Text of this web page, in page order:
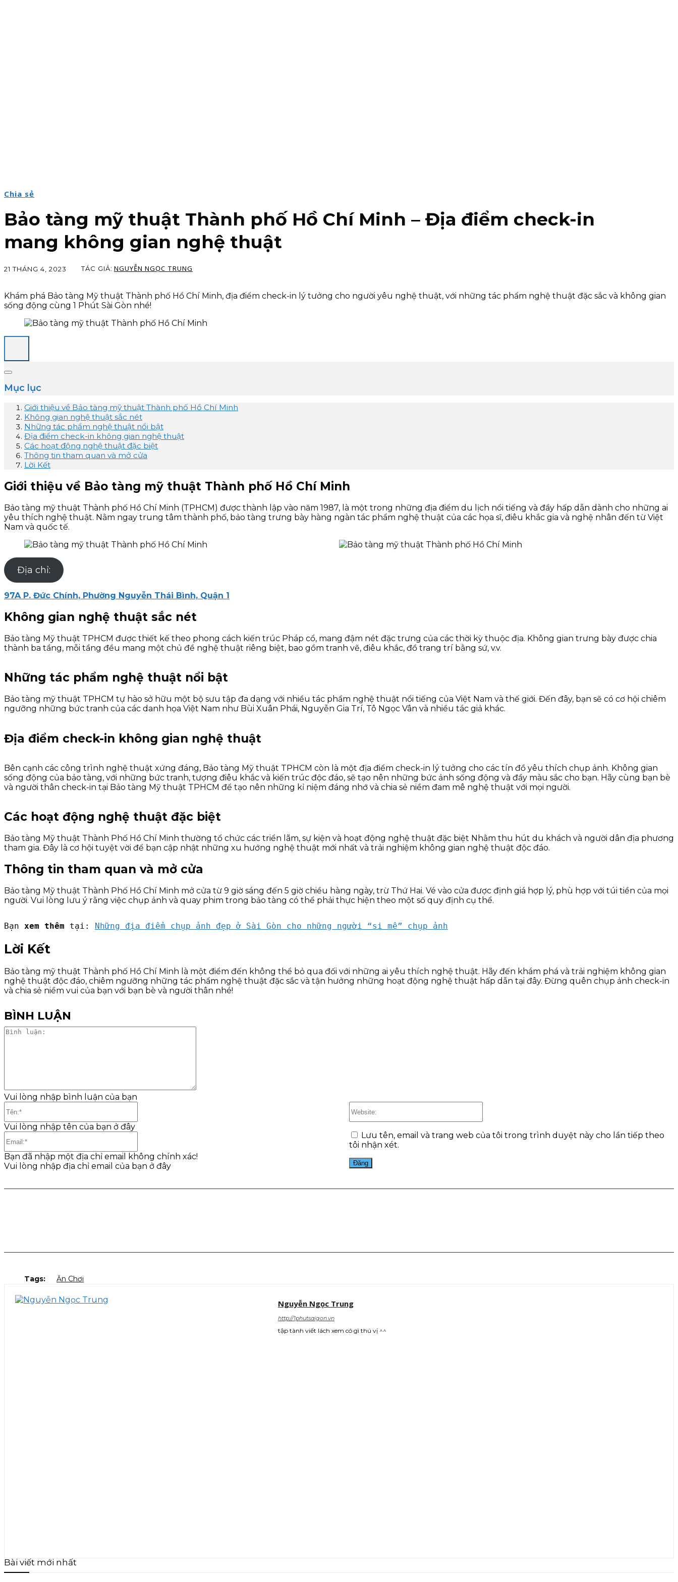
Chia sẻ
Bảo tàng mỹ thuật Thành phố Hồ Chí Minh – Địa điểm check-in
mang không gian nghệ thuật
21 THÁNG 4, 2023 TÁC GIẢ: NGUYỄN NGỌC TRUNG
Khám phá Bảo tàng Mỹ thuật Thành phố Hồ Chí Minh, địa điểm check-in lý tưởng cho người yêu nghệ thuật, với những tác phẩm nghệ thuật đặc sắc và không gian
sống động cùng 1 Phút Sài Gòn nhé!
Mục lục
Giới thiệu về Bảo tàng mỹ thuật Thành phố Hồ Chí Minh
Không gian nghệ thuật sắc nét
Những tác phẩm nghệ thuật nổi bật
Địa điểm check-in không gian nghệ thuật
Các hoạt động nghệ thuật đặc biệt
Thông tin tham quan và mở cửa
Lời Kết
Giới thiệu về Bảo tàng mỹ thuật Thành phố Hồ Chí Minh
Bảo tàng mỹ thuật Thành phố Hồ Chí Minh (TPHCM) được thành lập vào năm 1987, là một trong những địa điểm du lịch nổi tiếng và đầy hấp dẫn dành cho những ai
yêu thích nghệ thuật. Nằm ngay trung tâm thành phố, bảo tàng trưng bày hàng ngàn tác phẩm nghệ thuật của các họa sĩ, điêu khắc gia và nghệ nhân đến từ Việt
Nam và quốc tế.
Địa chỉ:
97A P. Đức Chính, Phường Nguyễn Thái Bình, Quận 1
Không gian nghệ thuật sắc nét
Bảo tàng Mỹ thuật TPHCM được thiết kế theo phong cách kiến trúc Pháp cổ, mang đậm nét đặc trưng của các thời kỳ thuộc địa. Không gian trưng bày được chia
thành ba tầng, mỗi tầng đều mang một chủ đề nghệ thuật riêng biệt, bao gồm tranh vẽ, điêu khắc, đồ trang trí bằng sứ, v.v.
Những tác phẩm nghệ thuật nổi bật
Bảo tàng mỹ thuật TPHCM tự hào sở hữu một bộ sưu tập đa dạng với nhiều tác phẩm nghệ thuật nổi tiếng của Việt Nam và thế giới. Đến đây, bạn sẽ có cơ hội chiêm
ngưỡng những bức tranh của các danh họa Việt Nam như Bùi Xuân Phái, Nguyễn Gia Trí, Tô Ngọc Vân và nhiều tác giả khác.
Địa điểm check-in không gian nghệ thuật
Bên cạnh các công trình nghệ thuật xứng đáng, Bảo tàng Mỹ thuật TPHCM còn là một địa điểm check-in lý tưởng cho các tín đồ yêu thích chụp ảnh. Không gian
sống động của bảo tàng, với những bức tranh, tượng điêu khắc và kiến trúc độc đáo, sẽ tạo nên những bức ảnh sống động và đầy màu sắc cho bạn. Hãy cùng bạn bè
và người thân check-in tại Bảo tàng Mỹ thuật TPHCM để tạo nên những kỉ niệm đáng nhớ và chia sẻ niềm đam mê nghệ thuật với mọi người.
Các hoạt động nghệ thuật đặc biệt
Bảo tàng Mỹ thuật Thành Phố Hồ Chí Minh thường tổ chức các triển lãm, sự kiện và hoạt động nghệ thuật đặc biệt Nhằm thu hút du khách và người dân địa phương
tham gia. Đây là cơ hội tuyệt vời để bạn cập nhật những xu hướng nghệ thuật mới nhất và trải nghiệm không gian nghệ thuật độc đáo.
Thông tin tham quan và mở cửa
Bảo tàng Mỹ thuật Thành Phố Hồ Chí Minh mở cửa từ 9 giờ sáng đến 5 giờ chiều hàng ngày, trừ Thứ Hai. Vé vào cửa được định giá hợp lý, phù hợp với túi tiền của mọi
người. Vui lòng lưu ý rằng việc chụp ảnh và quay phim trong bảo tàng có thể phải thực hiện theo một số quy định cụ thể.
Bạn xem thêm tại: Những địa điểm chụp ảnh đẹp ở Sài Gòn cho những người “si mê” chụp ảnh
Lời Kết
Bảo tàng mỹ thuật Thành phố Hồ Chí Minh là một điểm đến không thể bỏ qua đối với những ai yêu thích nghệ thuật. Hãy đến khám phá và trải nghiệm không gian
nghệ thuật độc đáo, chiêm ngưỡng những tác phẩm nghệ thuật đặc sắc và tận hưởng những hoạt động nghệ thuật hấp dẫn tại đây. Đừng quên chụp ảnh check-in
và chia sẻ niềm vui của bạn với bạn bè và người thân nhé!
BÌNH LUẬN
Vui lòng nhập bình luận của bạn
Vui lòng nhập tên của bạn ở đây
Bạn đã nhập một địa chỉ email không chính xác!
Vui lòng nhập địa chỉ email của bạn ở đây
Lưu tên, email và trang web của tôi trong trình duyệt này cho lần tiếp theo
tôi nhận xét.
Tags: Ăn Chơi
Nguyễn Ngọc Trung
http://1phutsaigon.vn
tập tành viết lách xem có gì thú vị ^^
Bài viết mới nhất